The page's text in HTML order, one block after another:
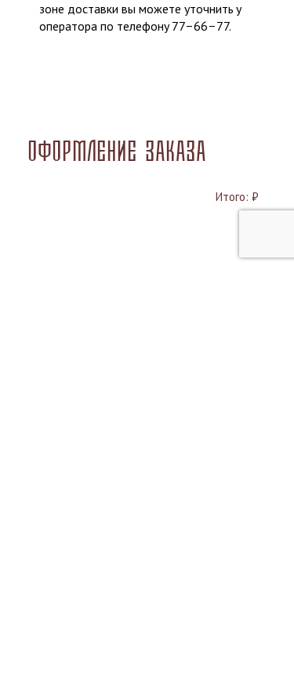
зоне доставки вы можете уточнить у
оператора по телефону 77‒66‒77.
Оформление заказа
Итого: ₽